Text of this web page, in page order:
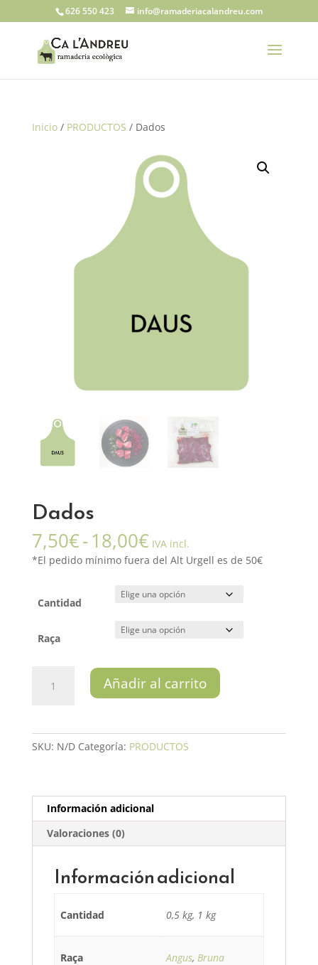
626 550 423 info@ramaderiacalandreu.com
Inicio/ PRODUCTOS / Dados
Dados
7,50€-18,00€Rango
de
precios:
desde
7,50€
hasta
18,00€
IVA incl.
*El pedido mínimo fuera del Alt Urgell es de 50€
Cantidad
Raça
cantidad
Añadir al carrito
SKU: N/D Categoría: PRODUCTOS
Información adicional
Valoraciones (0)
Información adicional
Cantidad 0,5 kg, 1 kg
Raça Angus, Bruna